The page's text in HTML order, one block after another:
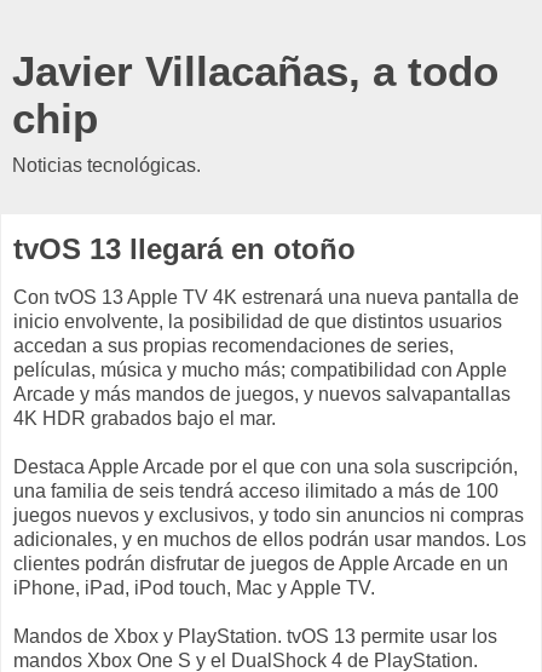
Javier Villacañas, a todo
chip
Noticias tecnológicas.
tvOS 13 llegará en otoño
Con tvOS 13 Apple TV 4K estrenará una nueva pantalla de
inicio envolvente, la posibilidad de que distintos usuarios
accedan a sus propias recomendaciones de series,
películas, música y mucho más; compatibilidad con Apple
Arcade y más mandos de juegos, y nuevos salvapantallas
4K HDR grabados bajo el mar.
Destaca Apple Arcade por el que con una sola suscripción,
una familia de seis tendrá acceso ilimitado a más de 100
juegos nuevos y exclusivos, y todo sin anuncios ni compras
adicionales, y en muchos de ellos podrán usar mandos. Los
clientes podrán disfrutar de juegos de Apple Arcade en un
iPhone, iPad, iPod touch, Mac y Apple TV.
Mandos de Xbox y PlayStation. tvOS 13 permite usar los
mandos Xbox One S y el DualShock 4 de PlayStation.